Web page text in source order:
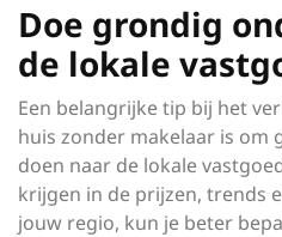
Doe grondig
de lokale
Een belangrijke tip bij het
huis zonder makelaar is om
doen naar de lokale
krijgen in de prijzen, trends
jouw regio, kun je beter